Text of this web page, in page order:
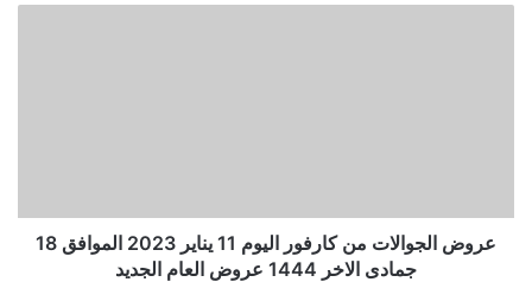
عروض الجوالات من كارفور اليوم 11 يناير 2023 الموافق 18
جمادى الاخر 1444 عروض العام الجديد